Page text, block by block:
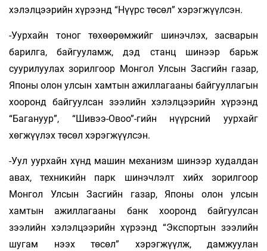
хэлэлцээрийн хүрээнд “Нүүрс төсөл” хэрэгжүүлсэн.
-Уурхайн тоног төхөөрөмжийг шинэчлэх, засварын
барилга, байгууламж, дэд станц шинээр барьж
суурилуулах зорилгоор Монгол Улсын Засгийн газар,
Японы олон улсын хамтын ажиллагааны байгууллагын
хооронд байгуулсан зээлийн хэлэлцээрийн хүрээнд
“Багануур”, “Шивээ-Овоо”-гийн нүүрсний уурхайг
хөгжүүлэх төсөл хэрэгжүүлсэн.
-Уул уурхайн хүнд машин механизм шинээр худалдан
авах, техникийн парк шинэчлэлт хийх зорилгоор
Монгол Улсын Засгийн газар, Японы олон улсын
хамтын ажиллагааны банк хооронд байгуулсан
зээлийн хэлэлцээрийн хүрээнд “Экспортын зээлийн
шугам нээх төсөл” хэрэгжүүлж, дамжуулан